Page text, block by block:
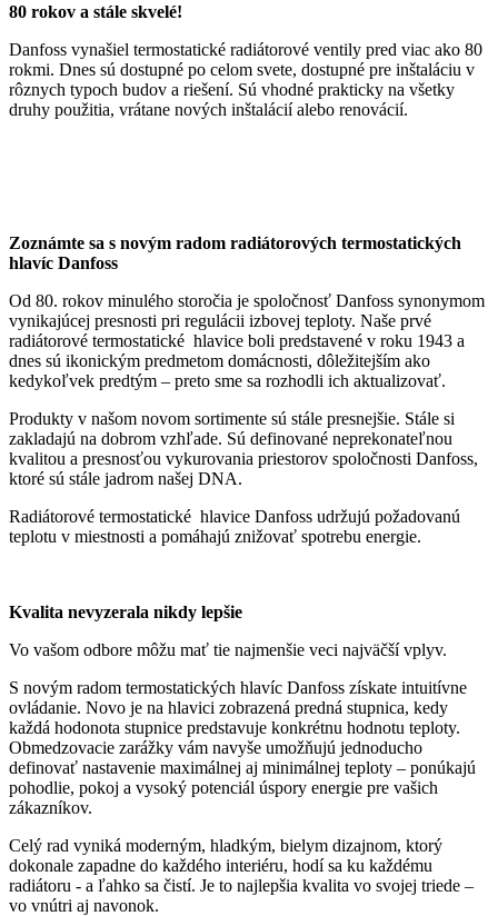
80 rokov a stále skvelé!
Danfoss vynašiel termostatické radiátorové ventily pred viac ako 80
rokmi. Dnes sú dostupné po celom svete, dostupné pre inštaláciu v
rôznych typoch budov a riešení. Sú vhodné prakticky na všetky
druhy použitia, vrátane nových inštalácií alebo renovácií.
Zoznámte sa s novým radom radiátorových termostatických
hlavíc Danfoss
Od 80. rokov minulého storočia je spoločnosť Danfoss synonymom
vynikajúcej presnosti pri regulácii izbovej teploty. Naše prvé
radiátorové termostatické hlavice boli predstavené v roku 1943 a
dnes sú ikonickým predmetom domácnosti, dôležitejším ako
kedykoľvek predtým – preto sme sa rozhodli ich aktualizovať.
Produkty v našom novom sortimente sú stále presnejšie. Stále si
zakladajú na dobrom vzhľade. Sú definované neprekonateľnou
kvalitou a presnosťou vykurovania priestorov spoločnosti Danfoss,
ktoré sú stále jadrom našej DNA.
Radiátorové termostatické hlavice Danfoss udržujú požadovanú
teplotu v miestnosti a pomáhajú znižovať spotrebu energie.
Kvalita nevyzerala nikdy lepšie
Vo vašom odbore môžu mať tie najmenšie veci najväčší vplyv.
S novým radom termostatických hlavíc Danfoss získate intuitívne
ovládanie. Novo je na hlavici zobrazená predná stupnica, kedy
každá hodonota stupnice predstavuje konkrétnu hodnotu teploty.
Obmedzovacie zarážky vám navyše umožňujú jednoducho
definovať nastavenie maximálnej aj minimálnej teploty – ponúkajú
pohodlie, pokoj a vysoký potenciál úspory energie pre vašich
zákazníkov.
Celý rad vyniká moderným, hladkým, bielym dizajnom, ktorý
dokonale zapadne do každého interiéru, hodí sa ku každému
radiátoru - a ľahko sa čistí. Je to najlepšia kvalita vo svojej triede –
vo vnútri aj navonok.